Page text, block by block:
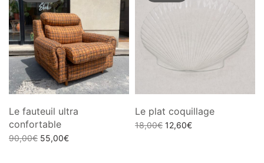
Le fauteuil ultra
confortable
90,00€ Le prix
55,00€Le prix
Le plat coquillage
18,00€ Le prix
12,60€Le prix